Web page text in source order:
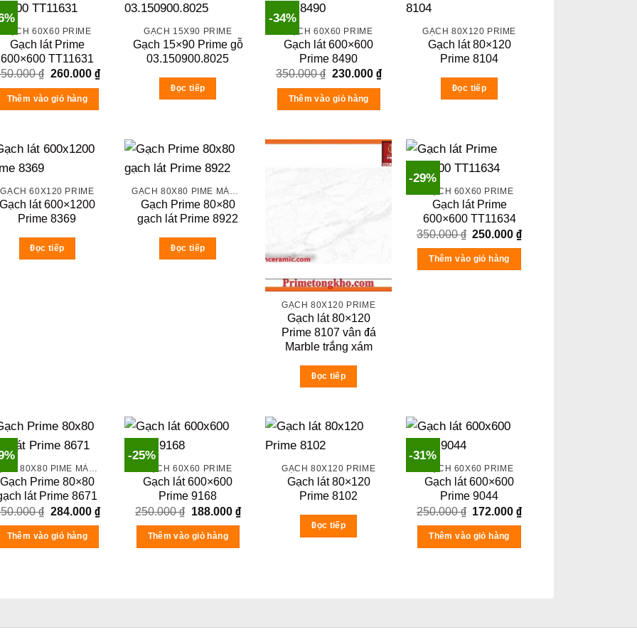
GẠCH 60X60 PRIME
Gạch lát Prime
600×600 TT11631
₫ Original
was:
350.000 ₫.
260.000 ₫Current
price
Thêm vào giỏ hàng
GẠCH 15X90 PRIME
Gạch 15×90 Prime gỗ
03.150900.8025
Đọc tiếp
-34%
GẠCH 60X60 PRIME
Gạch lát 600×600
Prime 8490
350.000₫ Original
was:
350.000 ₫.
230.000 ₫Current
price
Thêm vào giỏ hàng
GẠCH 80X120 PRIME
Gạch lát 80×120
Prime 8104
Đọc tiếp
GẠCH 60X120 PRIME
lát 600×1200
Prime 8369
Đọc tiếp
Gạch Prime 80×80
gạch lát Prime 8922
Đọc tiếp
GẠCH 80X120 PRIME
Gạch lát 80×120
Prime 8107 vân đá
Marble trắng xám
Đọc tiếp
-29%
GẠCH 60X60 PRIME
Gạch lát Prime
600×600 TT11634
350.000₫ Original
was:
350.000 ₫.
250.000₫Current
price
Thêm vào giỏ hàng
Gạch Prime 80×80
lát Prime 8671
₫ Original
was:
350.000 ₫.
284.000 ₫Current
price
284.000 ₫.
Thêm vào giỏ hàng
-25%
GẠCH 60X60 PRIME
Gạch lát 600×600
Prime 9168
250.000₫ Original
was:
250.000 ₫.
188.000 ₫Current
price
Thêm vào giỏ hàng
GẠCH 80X120 PRIME
Gạch lát 80×120
Prime 8102
Đọc tiếp
-31%
GẠCH 60X60 PRIME
Gạch lát 600×600
Prime 9044
250.000₫ Original
was:
250.000 ₫.
172.000₫Current
price
Thêm vào giỏ hàng